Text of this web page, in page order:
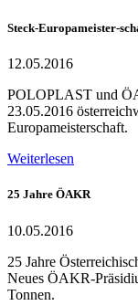
Steck-Europameister-
12.05.2016
POLOPLAST und
23.05.2016
Europameisterschaft.
Weiterlesen
25 Jahre ÖAKR
10.05.2016
25 Jahre
Neues ÖAKR-
Tonnen.